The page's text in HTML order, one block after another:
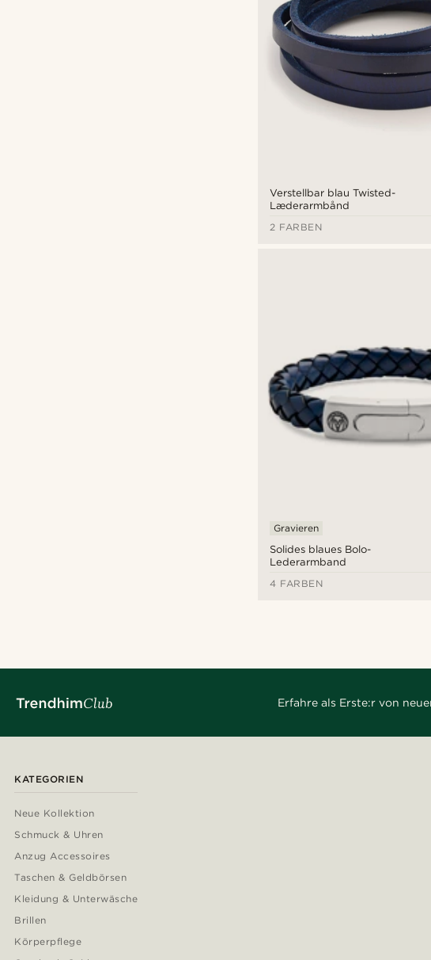
Verstellbar blau Twisted-
Læderarmbånd
2 FARBEN
Solides blaues Bolo-
Lederarmband
Gravieren
4 FARBEN
Erfahre als Erste:r von
KATEGORIEN
Neue Kollektion
Schmuck & Uhren
Anzug Accessoires
Taschen & Geldbörsen
Kleidung & Unterwäsche
Brillen
Körperpflege